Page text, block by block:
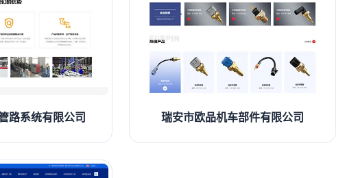
路系统有限公司 瑞安市欧品机车部件有限公司